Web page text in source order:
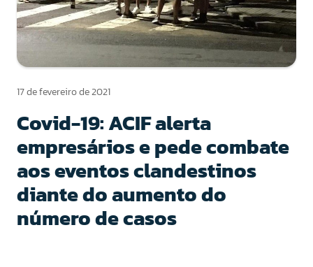
17 de fevereiro de 2021
Covid-19: ACIF alerta
empresários e pede combate
aos eventos clandestinos
diante do aumento do
número de casos